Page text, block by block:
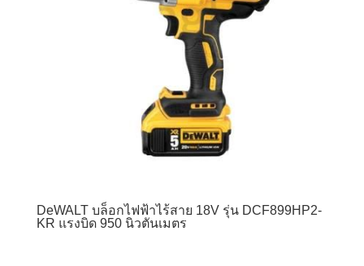
DeWALT บล็อกไฟฟ้าไร้สาย 18V รุ่น DCF899HP2-
KR แรงบิด 950 นิวตันเมตร